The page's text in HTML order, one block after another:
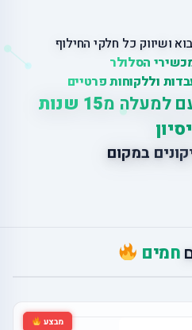
ושיווק כל חלקי החילוף
הסלולר
וללקוחות פרטיים
למעלה מ
15 שנות
קונים במקום
חמים
מבצע